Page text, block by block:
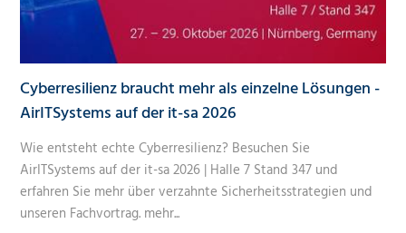
Cyberresilienz braucht mehr als einzelne Lösungen -
AirITSystems auf der it-sa 2026
Wie entsteht echte Cyberresilienz? Besuchen Sie
AirITSystems auf der it-sa 2026 | Halle 7 Stand 347 und
erfahren Sie mehr über verzahnte Sicherheitsstrategien und
unseren Fachvortrag. mehr...